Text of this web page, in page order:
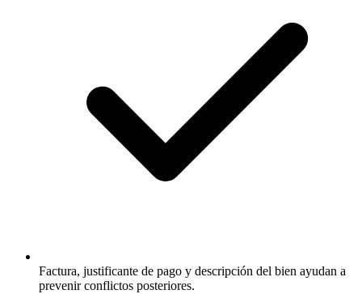
Factura, justificante de pago y descripción del bien ayudan a
prevenir conflictos posteriores.